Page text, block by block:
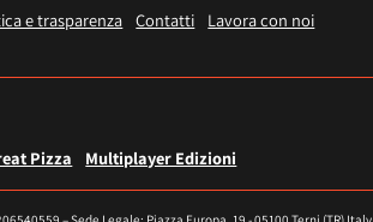
e trasparenza Contatti
Lavora con noi
Pizza Multiplayer Edizioni